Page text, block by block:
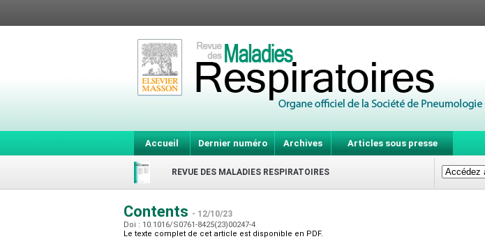
Accueil Dernier numéro Archives Articles sous presse
REVUE DES MALADIES RESPIRATOIRES
Contents - 12/10/23
Doi : 10.1016/S0761-8425(23)00247-4
Le texte complet de cet article est disponible en PDF.